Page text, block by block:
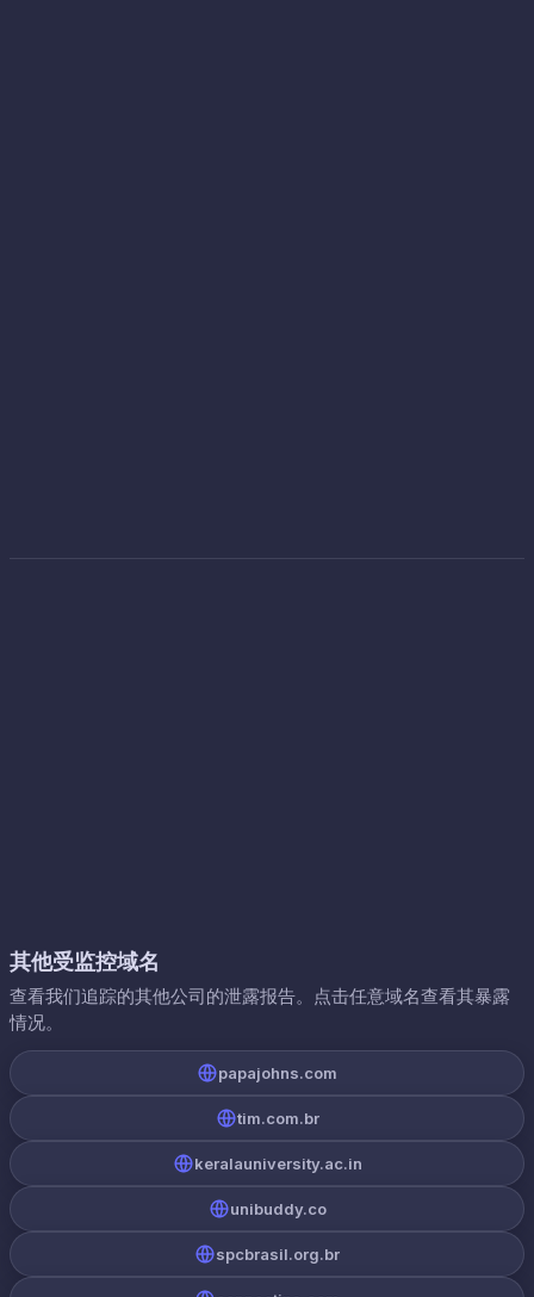
其他受监控域名
查看我们追踪的其他公司的泄露报告。点击任意域名查看其暴露
情况。
papajohns.com
tim.com.br
keralauniversity.ac.in
unibuddy.co
spcbrasil.org.br